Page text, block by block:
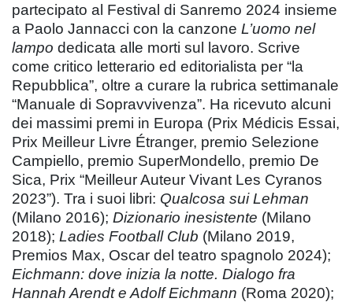
partecipato al Festival di Sanremo 2024 insieme
a Paolo Jannacci con la canzone L’uomo nel
lampo dedicata alle morti sul lavoro. Scrive
come critico letterario ed editorialista per “la
Repubblica”, oltre a curare la rubrica settimanale
“Manuale di Sopravvivenza”. Ha ricevuto alcuni
dei massimi premi in Europa (Prix Médicis Essai,
Prix Meilleur Livre Étranger, premio Selezione
Campiello, premio SuperMondello, premio De
Sica, Prix “Meilleur Auteur Vivant Les Cyranos
2023”). Tra i suoi libri: Qualcosa sui Lehman
(Milano 2016); Dizionario inesistente (Milano
2018); Ladies Football Club (Milano 2019,
Premios Max, Oscar del teatro spagnolo 2024);
Eichmann: dove inizia la notte. Dialogo fra
Hannah Arendt e Adolf Eichmann (Roma 2020);